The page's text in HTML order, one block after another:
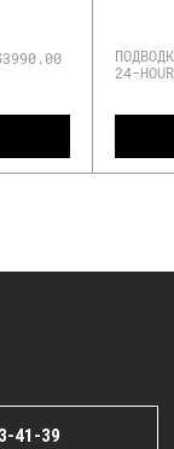
24-
41-39